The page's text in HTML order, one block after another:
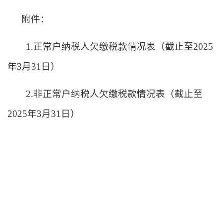
附件：
1.正常户纳税人欠缴税款情况表 （截止至2025
年3月31日 ）
2.非正常户纳税人欠缴税款情况表 （截止至
2025年3月31日 ）